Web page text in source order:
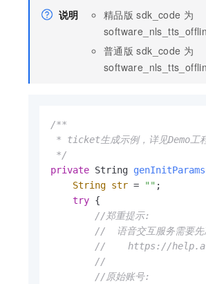
说明 精品版 sdk_code 为
普通版 sdk_code 为
/**
* ticket生成示例，详见Demo工
*/
private String genInitParams
String str = "" ;
try {
//郑重提示:
//  语音交互服务需要先
//    https://
//
//原始账号: